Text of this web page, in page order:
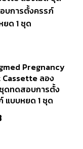
Pregnancy
Cassette ลอง
ดทดสอบการตั้ง
แบบหยด 1 ชุด